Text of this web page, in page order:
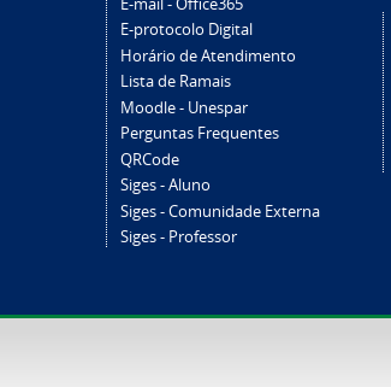
E-protocolo Digital
Horário de Atendimento
Lista de Ramais
Moodle - Unespar
Perguntas Frequentes
QRCode
Siges - Aluno
Siges - Comunidade Externa
Siges - Professor